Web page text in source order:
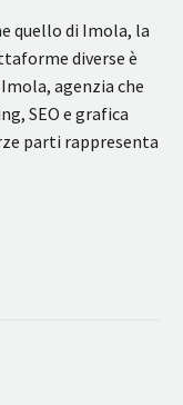
quello di Imola, la
diverse è
agenzia che
SEO e grafica
parti rappresenta